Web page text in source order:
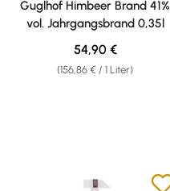
Guglhof Himbeer Brand 41%
vol. Jahrgangsbrand 0,35l
(156,86 € / 1 Liter)
Regulärer Preis:
54,90 €